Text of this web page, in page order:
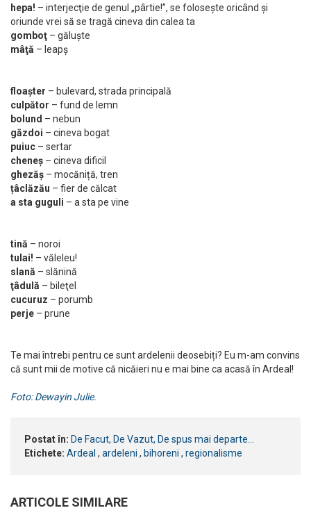
hepa! – interjecţie de genul „pârtie!”, se foloseşte oricând şi
oriunde vrei să se tragă cineva din calea ta
gomboţ – găluște
mâţă – leapş
floaşter – bulevard, strada principală
culpător – fund de lemn
bolund – nebun
găzdoi – cineva bogat
puiuc – sertar
cheneș – cineva dificil
ghezăș – mocăniță, tren
țâclăzău – fier de călcat
a sta guguli – a sta pe vine
tină – noroi
tulai! – văleleu!
slană – slănină
ţâdulă – bileţel
cucuruz – porumb
perje – prune
Te mai întrebi pentru ce sunt ardelenii deosebiți? Eu m-am convins
că sunt mii de motive că nicăieri nu e mai bine ca acasă în Ardeal!
Foto: Dewayin Julie.
Postat în: De Facut, De Vazut, De spus mai departe...
Etichete: Ardeal , ardeleni , bihoreni , regionalisme
ARTICOLE SIMILARE